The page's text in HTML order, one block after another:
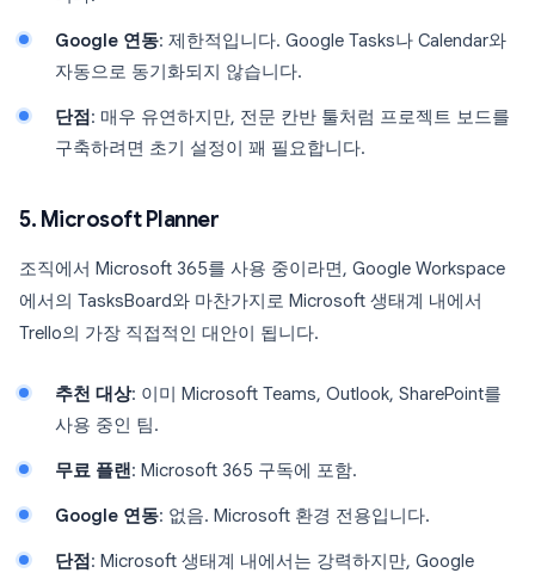
Google 연동: 제한적입니다. Google Tasks나 Calendar와
자동으로 동기화되지 않습니다.
단점: 매우 유연하지만, 전문 칸반 툴처럼 프로젝트 보드를
구축하려면 초기 설정이 꽤 필요합니다.
5. Microsoft Planner
조직에서 Microsoft 365를 사용 중이라면, Google Workspace
에서의 TasksBoard와 마찬가지로 Microsoft 생태계 내에서
Trello의 가장 직접적인 대안이 됩니다.
추천 대상: 이미 Microsoft Teams, Outlook, SharePoint를
사용 중인 팀.
무료 플랜: Microsoft 365 구독에 포함.
Google 연동: 없음. Microsoft 환경 전용입니다.
단점: Microsoft 생태계 내에서는 강력하지만, Google